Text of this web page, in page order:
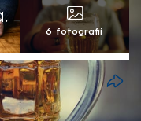
6 fotografií